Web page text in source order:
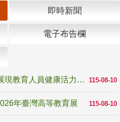
即時新聞
電子布告欄
115-08-10
教育盃球類錦標賽圓滿落幕 展現教育人員健康活力與團隊精神
115-08-10
年臺灣高等教育展